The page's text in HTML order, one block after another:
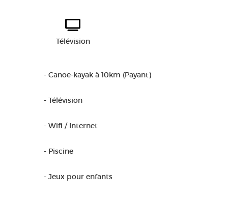
Télévision
- Canoe-kayak à 10km (Payant)
- Télévision
- Wifi / Internet
- Piscine
- Jeux pour enfants